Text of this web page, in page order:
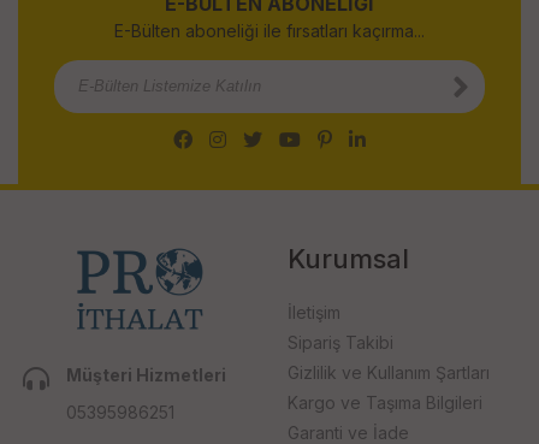
E-Bülten aboneliği ile fırsatları kaçırma...
Müşteri Hizmetleri
05395986251
Kurumsal
İletişim
Sipariş Takibi
Gizlilik ve Kullanım Şartları
Kargo ve Taşıma Bilgileri
Garanti ve İade